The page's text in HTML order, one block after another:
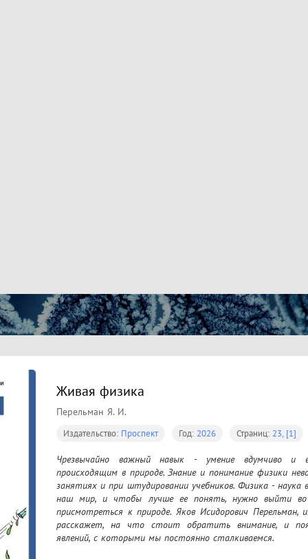
Живая физика
Перельман Я. И.
Издательство: Проспект Год: 2026 Страниц: 23, [1]
Чрезвычайно важный навык - умение вдумчиво и
происходящим в природе. Знание и понимание физики
занятиях и при штудировании учебников. Физика - наука
наш мир, и чтобы лучше ее понять, нужно выйти во
присмотреться к природе. Яков Исидорович Перельман,
расскажет, на что стоит обратить внимание, и
явлений, с которыми мы постоянно сталкиваемся.